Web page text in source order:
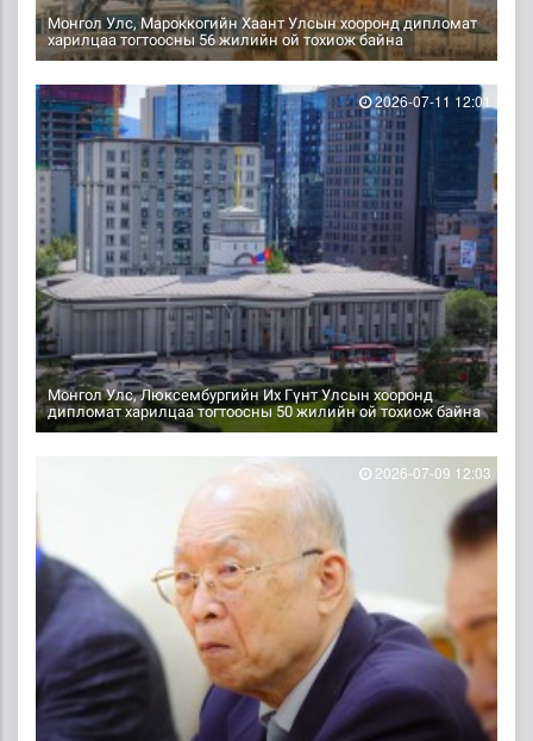
Монгол Улс, Мароккогийн Хаант Улсын хооронд дипломат
харилцаа тогтоосны 56 жилийн ой тохиож байна
Монгол Улс, Люксембургийн Их Гүнт Улсын хооронд
дипломат харилцаа тогтоосны 50 жилийн ой тохиож байна
2026-07-11 12:01
2026-07-09 12:03